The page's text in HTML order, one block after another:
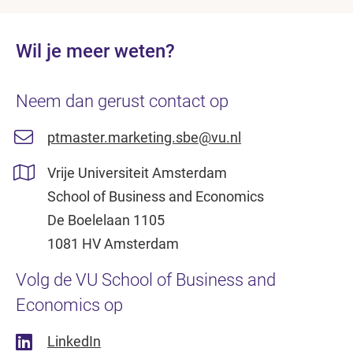
Wil je meer weten?
Neem dan gerust contact op
ptmaster.marketing.sbe@vu.nl
Vrije Universiteit Amsterdam
School of Business and Economics
De Boelelaan 1105
1081 HV Amsterdam
Volg de VU School of Business and
Economics op
LinkedIn